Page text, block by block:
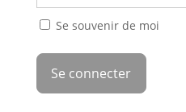
Se souvenir de moi